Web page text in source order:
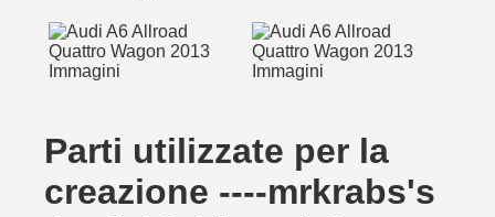
Parti utilizzate per la
creazione ----mrkrabs's